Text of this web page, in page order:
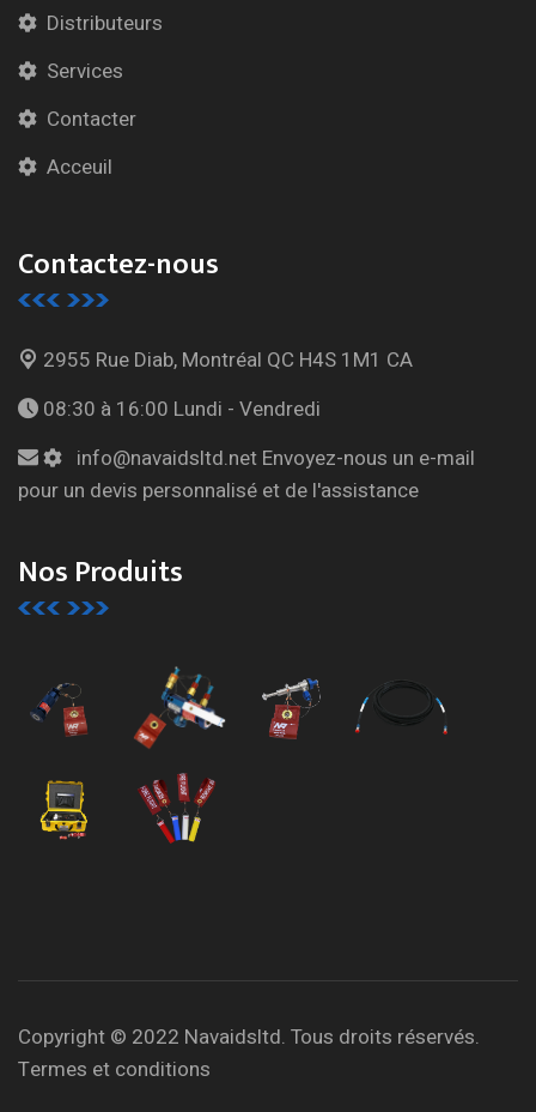
Distributeurs
Services
Contacter
Acceuil
Contactez-nous
2955 Rue Diab, Montréal QC H4S 1M1 CA
08:30 à 16:00 Lundi - Vendredi
info@navaidsltd.net Envoyez-nous un e-mail
pour un devis personnalisé et de l'assistance
Nos Produits
Copyright © 2022 Navaidsltd. Tous droits réservés.
Termes et conditions